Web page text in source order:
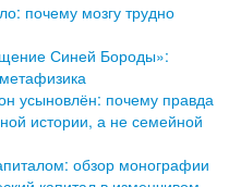
почему мозгу трудно
Синей Бороды»:
усыновлён: почему правда
истории, а не семейной
обзор монографии